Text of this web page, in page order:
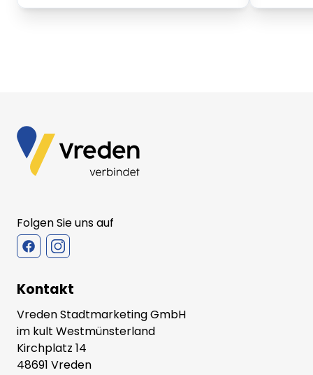
Folgen Sie uns auf
Kontakt
Vreden Stadtmarketing GmbH
im kult Westmünsterland
Kirchplatz 14
48691 Vreden